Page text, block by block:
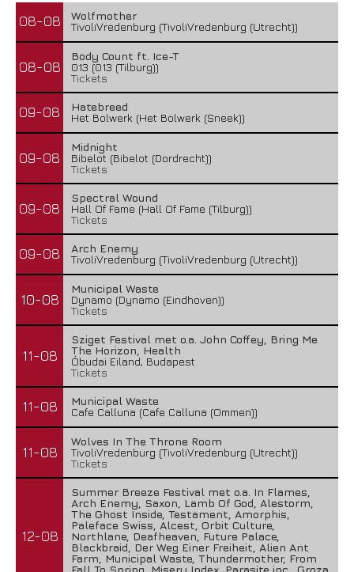
08-08
Wolfmother
TivoliVredenburg (TivoliVredenburg (Utrecht))
08-08
Body Count ft. Ice-T
013 (013 (Tilburg))
Tickets
09-08
Hatebreed
Het Bolwerk (Het Bolwerk (Sneek))
09-08
Midnight
Bibelot (Bibelot (Dordrecht))
Tickets
09-08
Spectral Wound
Hall Of Fame (Hall Of Fame (Tilburg))
Tickets
09-08
Arch Enemy
TivoliVredenburg (TivoliVredenburg (Utrecht))
10-08
Municipal Waste
Dynamo (Dynamo (Eindhoven))
Tickets
11-08
Sziget Festival met o.a. John Coffey, Bring Me
The Horizon, Health
Óbudai Eiland, Budapest
Tickets
11-08
Municipal Waste
Cafe Calluna (Cafe Calluna (Ommen))
11-08
Wolves In The Throne Room
TivoliVredenburg (TivoliVredenburg (Utrecht))
Tickets
12-08
Summer Breeze Festival met o.a. In Flames,
Arch Enemy, Saxon, Lamb Of God, Alestorm,
The Ghost Inside, Testament, Amorphis,
Paleface Swiss, Alcest, Orbit Culture,
Northlane, Deafheaven, Future Palace,
Blackbraid, Der Weg Einer Freiheit, Alien Ant
Farm, Municipal Waste, Thundermother, From
Fall To Spring, Misery Index, Parasite inc., Groza